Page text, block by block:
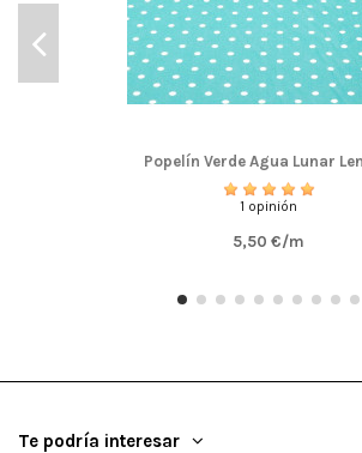
Popelín Verde Agua Lunar
1 opinión
5,50 €/m
Te podría interesar